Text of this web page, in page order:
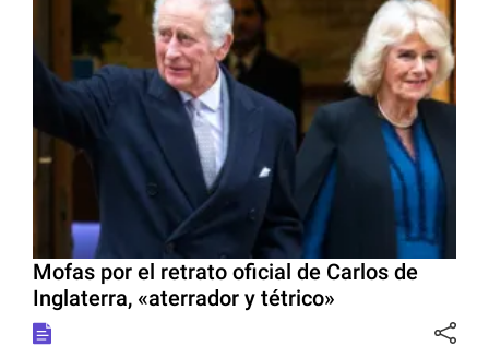
Mofas por el retrato oficial de Carlos de
Inglaterra, «aterrador y tétrico»